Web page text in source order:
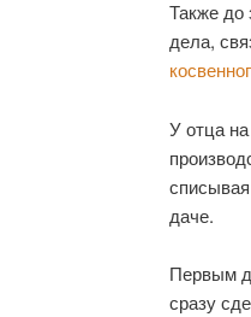
Также до
дела,
У отца
даче.
Первым
сразу